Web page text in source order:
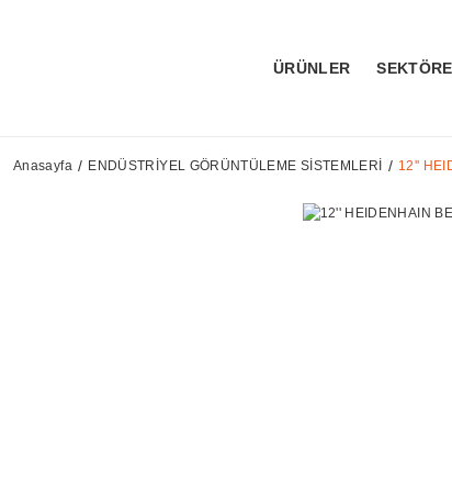
ÜRÜNLER
Anasayfa ENDÜSTRİYEL GÖRÜNTÜLEME SİSTEMLERİ 12''